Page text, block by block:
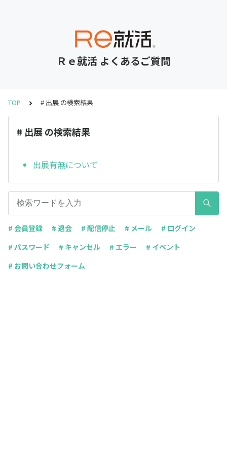
Ｒｅ就活 よくあるご質問
TOP # 出展 の検索結果
# 出展 の検索結果
出展有無について
# 会員登録 # 退会 # 配信停止 # メール
# ログイン
# パスワード
# キャンセル # エラー
# イベント
# お問い合わせフォーム